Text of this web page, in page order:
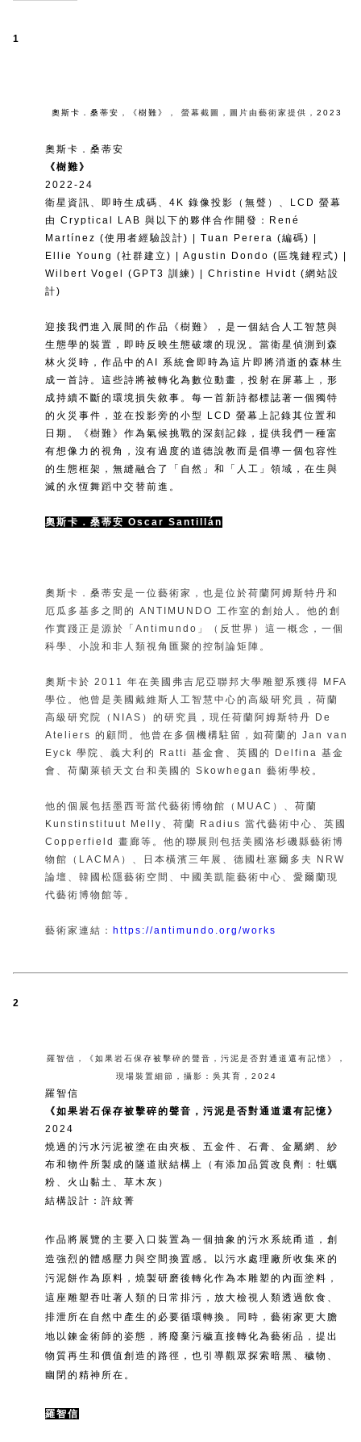
1
奧斯卡．桑蒂安 《樹難》 螢幕截圖 圖片由藝術家提供 2023
奧斯卡．桑蒂安
《樹難》
2022-24
衛星資訊、即時生成碼、4K 錄像投影（無聲）、LCD 螢幕
由 Cryptical LAB 與以下的夥伴合作開發：René
Martínez (使用者經驗設計) | Tuan Perera (編碼) |
Ellie Young (社群建立) | Agustin Dondo (區塊鏈程式) |
Wilbert Vogel (GPT3 訓練) | Christine Hvidt (網站設
計)
迎接我們進入展間的作品《樹難》，是一個結合人工智慧與
生態學的裝置，即時反映生態破壞的現況。當衛星偵測到森
林火災時，作品中的AI 系統會即時為這片即將消逝的森林生
成一首詩。這些詩將被轉化為數位動畫，投射在屏幕上，形
成持續不斷的環境損失敘事。每一首新詩都標誌著一個獨特
的火災事件，並在投影旁的小型 LCD 螢幕上記錄其位置和
日期。《樹難》作為氣候挑戰的深刻記錄，提供我們一種富
有想像力的視角，沒有過度的道德說教而是倡導一個包容性
的生態框架，無縫融合了「自然」和「人工」領域，在生與
滅的永恆舞蹈中交替前進。
奧斯卡．桑蒂安 Oscar Santillán
奧斯卡．桑蒂安是一位藝術家，也是位於荷蘭阿姆斯特丹和
厄瓜多基多之間的 ANTIMUNDO 工作室的創始人。他的創
作實踐正是源於「Antimundo」（反世界）這一概念，一個
科學、小說和非人類視角匯聚的控制論矩陣。
奧斯卡於 2011 年在美國弗吉尼亞聯邦大學雕塑系獲得 MFA
學位。他曾是美國戴維斯人工智慧中心的高級研究員，荷蘭
高級研究院（NIAS）的研究員，現任荷蘭阿姆斯特丹 De
Ateliers 的顧問。他曾在多個機構駐留，如荷蘭的 Jan van
Eyck 學院、義大利的 Ratti 基金會、英國的 Delfina 基金
會、荷蘭萊頓天文台和美國的 Skowhegan 藝術學校。
他的個展包括墨西哥當代藝術博物館（MUAC）、荷蘭
Kunstinstituut Melly、荷蘭 Radius 當代藝術中心、英國
Copperfield 畫廊等。他的聯展則包括美國洛杉磯縣藝術博
物館（LACMA）、日本橫濱三年展、德國杜塞爾多夫 NRW
論壇、韓國松隱藝術空間、中國美凱龍藝術中心、愛爾蘭現
代藝術博物館等。
藝術家連結： https://antimundo.org/works
2
羅智信 《如果岩石保存被擊碎的聲音，污泥是否對通道還有記憶》
現場裝置細節
攝影：吳其育 2024
羅智信
《如果岩石保存被擊碎的聲音，污泥是否對通道還有記憶》
2024
燒過的污水污泥被塗在由夾板、五金件、石膏、金屬網、紗
布和物件所製成的隧道狀結構上（有添加品質改良劑：牡蠣
粉、火山黏土、草木灰）
結構設計：許紋菁
作品將展覽的主要入口裝置為一個抽象的污水系統甬道，創
造強烈的體感壓力與空間換置感。以污水處理廠所收集來的
污泥餅作為原料，燒製研磨後轉化作為本雕塑的內面塗料，
這座雕塑吞吐著人類的日常排污，放大檢視人類透過飲食、
排泄所在自然中產生的必要循環轉換。同時，藝術家更大膽
地以鍊金術師的姿態，將廢棄污穢直接轉化為藝術品，提出
物質再生和價值創造的路徑，也引導觀眾探索暗黑、穢物、
幽閉的精神所在。
羅智信